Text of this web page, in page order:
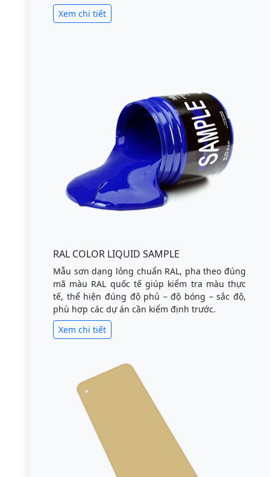
Xem chi tiết
RAL COLOR LIQUID SAMPLE
Mẫu sơn dạng lỏng chuẩn RAL, pha theo đúng
mã màu RAL quốc tế giúp kiểm tra màu thực
tế, thể hiện đúng độ phủ – độ bóng – sắc độ,
phù hợp các dự án cần kiểm định trước.
Xem chi tiết